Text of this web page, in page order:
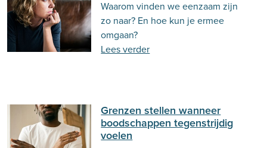
Waarom vinden we eenzaam zijn
zo naar? En hoe kun je ermee
omgaan?
Lees verder
Grenzen stellen wanneer
boodschappen tegenstrijdig
voelen